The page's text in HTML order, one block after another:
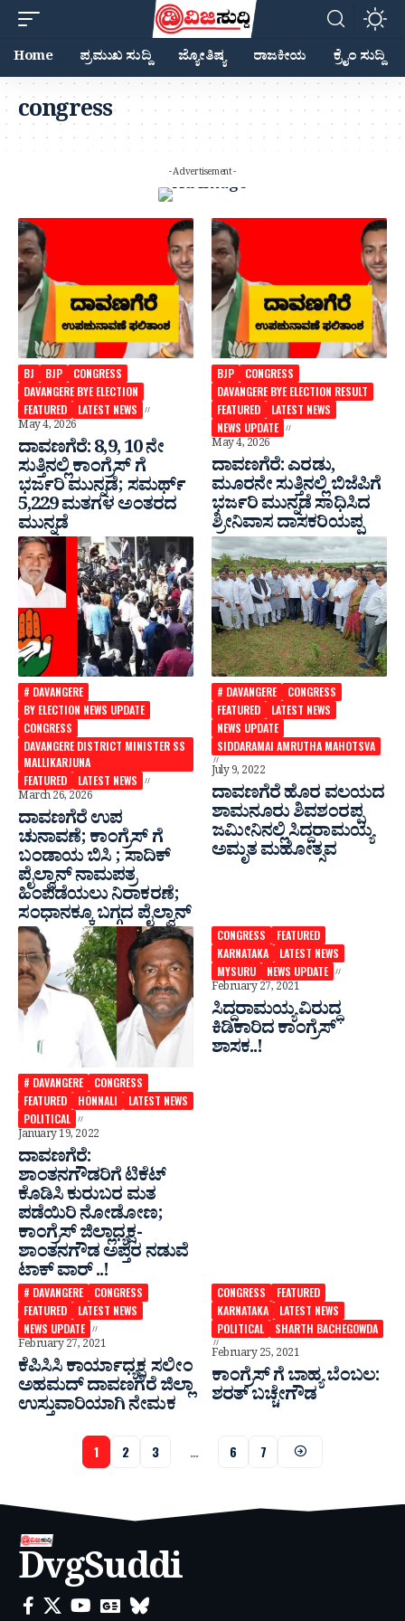
Home ಪ್ರಮುಖ ಸುದ್ದಿ ಜ್ಯೋತಿಷ್ಯ ರಾಜಕೀಯ ಕ್ರೈಂ ಸುದ್ದಿ
congress
- Advertisement -
BJ BJP
CONGRESS
DAVANGERE BYE ELECTION
FEATURED
LATEST NEWS
May 4, 2026
ದಾವಣಗೆರೆ: 8,9, 10 ನೇ
ಸುತ್ತಿನಲ್ಲಿ ಕಾಂಗ್ರೆಸ್ ಗೆ
ಭರ್ಜರಿ ಮುನ್ನಡೆ; ಸಮರ್ಥ್
5,229 ಮತಗಳ ಅಂತರದ
ಮುನ್ನಡೆ
BJP
CONGRESS
DAVANGERE BYE ELECTION RESULT
FEATURED
LATEST NEWS
NEWS UPDATE
May 4, 2026
ದಾವಣಗೆರೆ: ಎರಡು,
ಮೂರನೇ ಸುತ್ತಿನಲ್ಲಿ ಬಿಜೆಪಿಗೆ
ಭರ್ಜರಿ ಮುನ್ನಡೆ ಸಾಧಿಸಿದ
ಶ್ರೀನಿವಾಸ ದಾಸಕರಿಯಪ್ಪ
# DAVANGERE
BY ELECTION NEWS UPDATE
CONGRESS
DAVANGERE DISTRICT MINISTER SS
MALLIKARJUNA
FEATURED
LATEST NEWS
March 26, 2026
ದಾವಣಗೆರೆ ಉಪ
ಚುನಾವಣೆ; ಕಾಂಗ್ರೆಸ್ ಗೆ
ಬಂಡಾಯ ಬಿಸಿ ; ಸಾದಿಕ್
ಪೈಲ್ವಾನ್ ನಾಮಪತ್ರ
ಹಿಂಪಡೆಯಲು ನಿರಾಕರಣೆ;
ಸಂಧಾನಕ್ಕೂ ಬಗ್ಗದ ಪೈಲ್ವಾನ್
# DAVANGERE
CONGRESS
FEATURED
LATEST NEWS
NEWS UPDATE
SIDDARAMAI AMRUTHA MAHOTSVA
July 9, 2022
ದಾವಣಗೆರೆ ಹೊರ ವಲಯದ
ಶಾಮನೂರು ಶಿವಶಂರಪ್ಪ
ಜಮೀನಿನಲ್ಲಿ ಸಿದ್ದರಾಮಯ್ಯ
ಅಮೃತ ಮಹೋತ್ಸವ
# DAVANGERE
CONGRESS
FEATURED
HONNALI
LATEST NEWS
POLITICAL
January 19, 2022
ದಾವಣಗೆರೆ:
ಶಾಂತನಗೌಡರಿಗೆ ಟಿಕೆಟ್
ಕೊಡಿಸಿ ಕುರುಬರ ಮತ
ಪಡೆಯಿರಿ ನೋಡೋಣ;
ಕಾಂಗ್ರೆಸ್ ಜಿಲ್ಲಾಧ್ಯಕ್ಷ-
ಶಾಂತನಗೌಡ ಅಪ್ತರ ನಡುವೆ
ಟಾಕ್ ವಾರ್ ..!
CONGRESS
FEATURED
KARNATAKA
LATEST NEWS
MYSURU
NEWS UPDATE
February 27, 2021
ಸಿದ್ದರಾಮಯ್ಯ ವಿರುದ್ಧ
ಕಿಡಿಕಾರಿದ ಕಾಂಗ್ರೆಸ್
ಶಾಸಕ..!
# DAVANGERE
CONGRESS
FEATURED
LATEST NEWS
NEWS UPDATE
February 27, 2021
ಕೆಪಿಸಿಸಿ ಕಾರ್ಯಾಧ್ಯಕ್ಷ ಸಲೀಂ
ಅಹಮದ್ ದಾವಣಗೆರೆ ಜಿಲ್ಲಾ
ಉಸ್ತುವಾರಿಯಾಗಿ ನೇಮಕ
CONGRESS
FEATURED
KARNATAKA
LATEST NEWS
POLITICAL
SHARTH BACHEGOWDA
February 25, 2021
ಕಾಂಗ್ರೆಸ್ ಗೆ ಬಾಹ್ಯ ಬೆಂಬಲ:
ಶರತ್ ಬಚ್ಚೇಗೌಡ
1 2 3 … 6 7
DvgSuddi